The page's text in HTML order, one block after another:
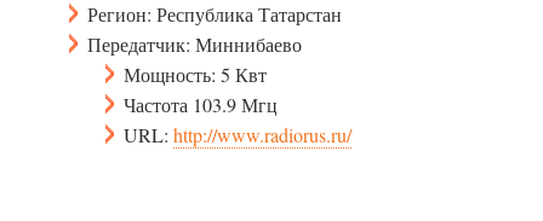
Регион: Республика Татарстан
Передатчик: Миннибаево
Мощность: 5 Квт
Частота 103.9 Мгц
URL: http://www.radiorus.ru/